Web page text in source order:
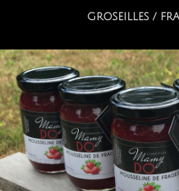
GROSEILLES /